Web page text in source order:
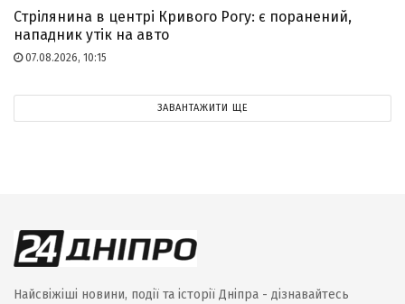
Стрілянина в центрі Кривого Рогу: є поранений,
нападник утік на авто
07.08.2026, 10:15
ЗАВАНТАЖИТИ ЩЕ
Найсвіжіші новини, події та історії Дніпра - дізнавайтесь